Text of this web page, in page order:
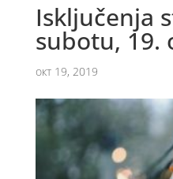
Isključenja
subotu, 19.
окт 19, 2019